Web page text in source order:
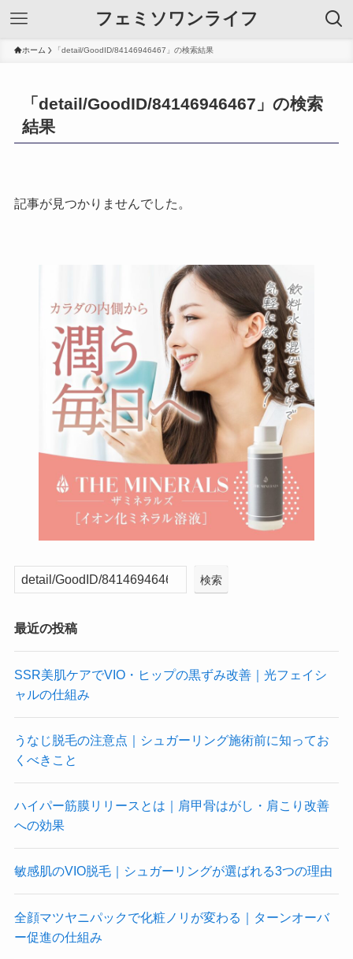
フェミソワンライフ
ホーム 「detail/GoodID/84146946467」の検索結果
「detail/GoodID/84146946467」の検索
結果
記事が見つかりませんでした。
検索
最近の投稿
SSR美肌ケアでVIO・ヒップの黒ずみ改善｜光フェイシ
ャルの仕組み
うなじ脱毛の注意点｜シュガーリング施術前に知ってお
くべきこと
ハイパー筋膜リリースとは｜肩甲骨はがし・肩こり改善
への効果
敏感肌のVIO脱毛｜シュガーリングが選ばれる3つの理由
全顔マツヤニパックで化粧ノリが変わる｜ターンオーバ
ー促進の仕組み